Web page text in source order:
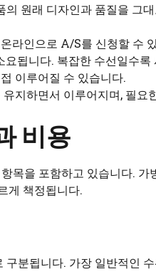
원래 디자인과 품질을 그
라인으로 A/S를 신청할 수
됩니다. 복잡한 수선일수록
이루어질 수 있습니다.
지하면서 이루어지며, 필
비용
목을 포함하고 있습니다.
게 책정됩니다.
분됩니다. 가장 일반적인